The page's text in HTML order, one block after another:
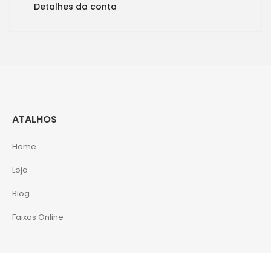
Detalhes da conta
ATALHOS
Home
Loja
Blog
Faixas Online